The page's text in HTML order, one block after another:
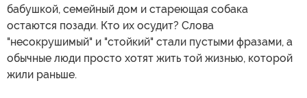
бабушкой, семейный дом и стареющая собака
остаются позади. Кто их осудит? Слова
"несокрушимый" и "стойкий" стали пустыми фразами, а
обычные люди просто хотят жить той жизнью, которой
жили раньше.